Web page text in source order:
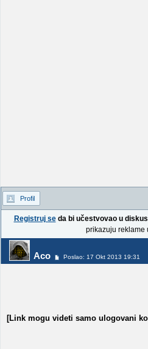
Profil
Registruj seda bi učestvovao u
prikazuju reklame
Aco Poslao: 17 Okt 2013 19:31
[Link mogu videti samo ulogovani